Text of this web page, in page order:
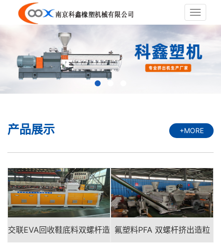
Toggle
产品展示 +MORE
交联EVA回收鞋底料双螺杆造 氟塑料PFA 双螺杆挤出造粒